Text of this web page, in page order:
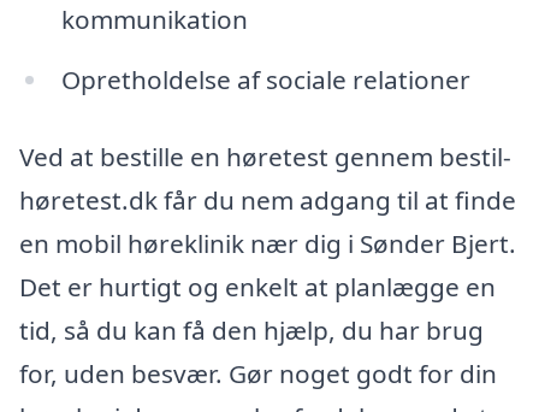
kommunikation
Opretholdelse af sociale relationer
Ved at bestille en høretest gennem bestil-
høretest.dk får du nem adgang til at finde
en mobil høreklinik nær dig i Sønder Bjert.
Det er hurtigt og enkelt at planlægge en
tid, så du kan få den hjælp, du har brug
for, uden besvær. Gør noget godt for din